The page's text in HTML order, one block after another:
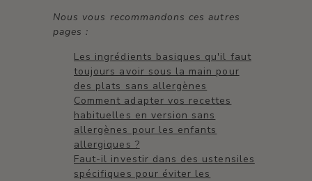
Nous vous recommandons ces autres
pages :
Les ingrédients basiques qu'il faut
toujours avoir sous la main pour
des plats sans allergènes
Comment adapter vos recettes
habituelles en version sans
allergènes pour les enfants
allergiques ?
Faut-il investir dans des ustensiles
spécifiques pour éviter les